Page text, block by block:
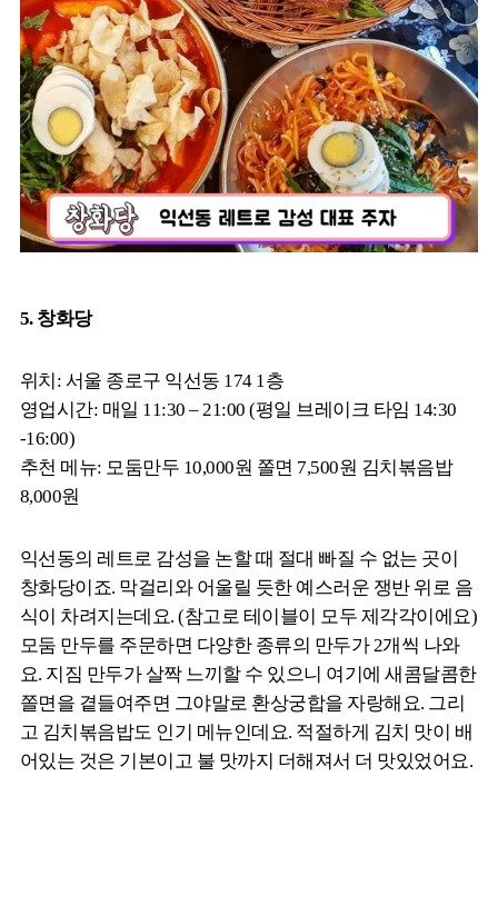
5. 창화당
위치: 서울 종로구 익선동 174 1층
영업시간: 매일 11:30 – 21:00 (평일 브레이크 타임 14:30
-16:00)
추천 메뉴: 모둠만두 10,000원 쫄면 7,500원 김치볶음밥
8,000원
익선동의 레트로 감성을 논할 때 절대 빠질 수 없는 곳이
창화당이죠. 막걸리와 어울릴 듯한 예스러운 쟁반 위로 음
식이 차려지는데요. (참고로 테이블이 모두 제각각이에요)
모둠 만두를 주문하면 다양한 종류의 만두가 2개씩 나와
요. 지짐 만두가 살짝 느끼할 수 있으니 여기에 새콤달콤한
쫄면을 곁들여주면 그야말로 환상궁합을 자랑해요. 그리
고 김치볶음밥도 인기 메뉴인데요. 적절하게 김치 맛이 배
어있는 것은 기본이고 불 맛까지 더해져서 더 맛있었어요.